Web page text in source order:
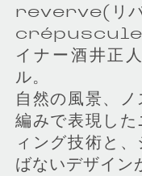
reverve(リバ
crépuscule(
イナー酒井正
ル。
自然の風景、
編みで表現し
ィング技術と
ばないデザイン